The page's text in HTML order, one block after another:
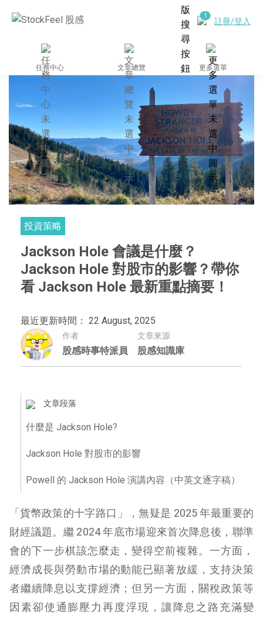
註冊/登入
任務中心 文章總覽 更多選單
投資策略
Jackson Hole 會議是什麼？
Jackson Hole 對股市的影響？帶你
看 Jackson Hole 最新重點摘要！
最近更新時間： 22 August, 2025
作者
股感時事特派員
文章來源
股感知識庫
文章段落
什麼是 Jackson Hole?
Jackson Hole 對股市的影響
Powell 的 Jackson Hole 演講內容（中英文逐字稿）
「貨幣政策的十字路口」，無疑是 2025 年最重要的
財經議題。繼 2024 年底市場迎來首次降息後，聯準
會的下一步棋該怎麼走，變得空前複雜。一方面，
經濟成長與勞動市場的動能已顯著放緩，支持決策
者繼續降息以支撐經濟；但另一方面，關稅政策等
因素卻使通膨壓力再度浮現，讓降息之路充滿變